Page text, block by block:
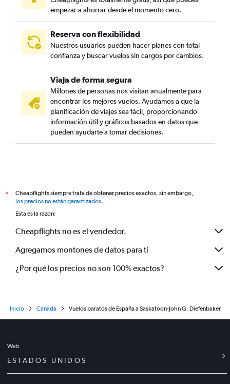
empezar a ahorrar desde el momento cero.
Reserva con flexibilidad
Nuestros usuarios pueden hacer planes con total
confianza y buscar vuelos sin cargos por cambios.
Viaja de forma segura
Millones de personas nos visitan anualmente para
encontrar los mejores vuelos. Ayudamos a que la
planificación de viajes sea fácil, proporcionando
información útil y gráficos basados en datos que
pueden ayudarte a tomar decisiones.
*
Cheapflights siempre trata de obtener precios exactos, sin embargo,
los precios no están garantizados.
Esta es la razón:
Cheapflights no es el vendedor.
Agregamos montones de datos para ti
¿Por qué los precios no son 100% exactos?
Inicio Canadá Vuelos baratos de España a Saskatoon-John G. Diefenbaker
Web
ESTADOS UNIDOS